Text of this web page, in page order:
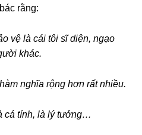
rằng:
vệ là cái tôi sĩ diện, ngạo
khác.
nghĩa rộng hơn rất nhiều.
cá tính, là lý tưởng…